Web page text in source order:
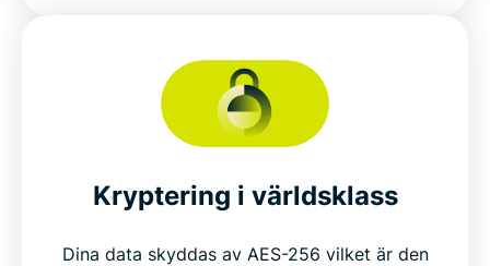
Kryptering i världsklass
Dina data skyddas av AES-256 vilket är den